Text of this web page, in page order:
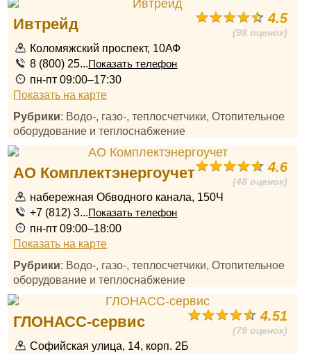
4.5
(98 оценок)
Ивтрейд
Коломяжский проспект, 10АФ
8 (800) 25...Показать телефон
пн-пт 09:00–17:30
Показать на карте
Рубрики: Водо-, газо-, теплосчетчики, Отопительное
оборудование и теплоснабжение
4.6
(48 оценок)
АО Комплектэнергоучет
набережная Обводного канала, 150Ч
+7 (812) 3...Показать телефон
пн-пт 09:00–18:00
Показать на карте
Рубрики: Водо-, газо-, теплосчетчики, Отопительное
оборудование и теплоснабжение
4.51
(79 оценок)
ГЛОНАСС-сервис
Софийская улица, 14, корп. 2Б